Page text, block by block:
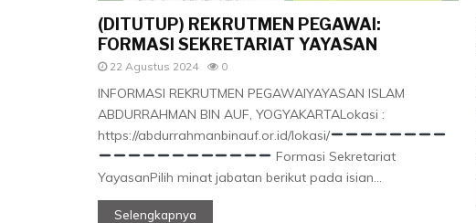
(DITUTUP) REKRUTMEN PEGAWAI:
FORMASI SEKRETARIAT YAYASAN
22 Agustus 2024 0
INFORMASI REKRUTMEN PEGAWAIYAYASAN ISLAM
ABDURRAHMAN BIN AUF, YOGYAKARTALokasi :
https://abdurrahmanbinauf.or.id/lokasi/
Formasi Sekretariat
YayasanPilih minat jabatan berikut pada isian...
Selengkapnya